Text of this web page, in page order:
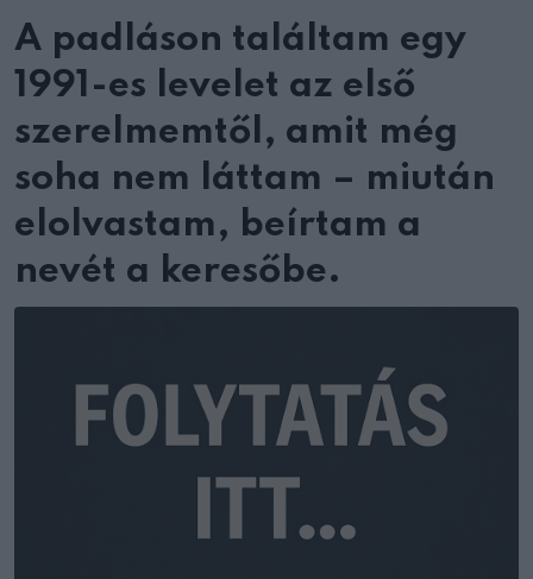
A padláson találtam egy
1991-es levelet az első
szerelmemtől, amit még
soha nem láttam – miután
elolvastam, beírtam a
nevét a keresőbe.